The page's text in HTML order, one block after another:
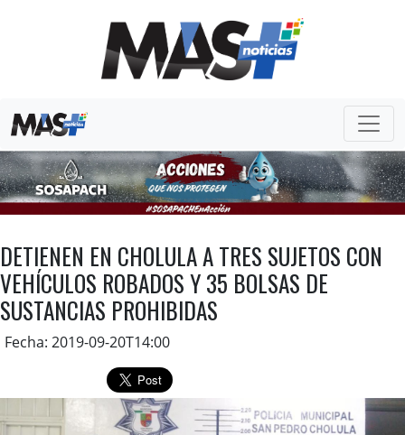
DETIENEN EN CHOLULA A TRES SUJETOS CON
VEHÍCULOS ROBADOS Y 35 BOLSAS DE
SUSTANCIAS PROHIBIDAS
Fecha: 2019-09-20T14:00